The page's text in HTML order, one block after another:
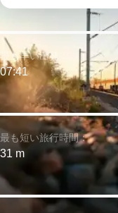
最も短い旅行時間：
31 m
最も早い出発：
07:41